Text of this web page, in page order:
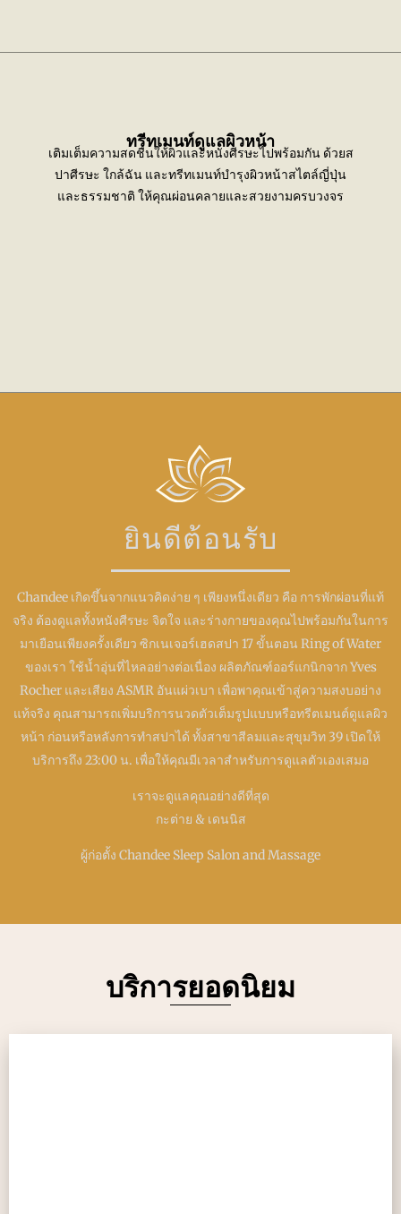
ทรีทเมนท์ดูแลผิวหน้า
เติมเต็มความสดชื่นให้ผิวและหนังศีรษะไปพร้อมกัน ด้วยส
ปาศีรษะ ใกล้ฉัน และทรีทเมนท์บำรุงผิวหน้าสไตล์ญี่ปุ่น
และธรรมชาติ ให้คุณผ่อนคลายและสวยงามครบวงจร
ยินดีต้อนรับ
Chandee เกิดขึ้นจากแนวคิดง่าย ๆ เพียงหนึ่งเดียว คือ การพักผ่อนที่แท้
จริง ต้องดูแลทั้งหนังศีรษะ จิตใจ และร่างกายของคุณไปพร้อมกันในการ
มาเยือนเพียงครั้งเดียว ซิกเนเจอร์เฮดสปา 17 ขั้นตอน Ring of Water
ของเรา ใช้น้ำอุ่นที่ไหลอย่างต่อเนื่อง ผลิตภัณฑ์ออร์แกนิกจาก Yves
Rocher และเสียง ASMR อันแผ่วเบา เพื่อพาคุณเข้าสู่ความสงบอย่าง
แท้จริง คุณสามารถเพิ่มบริการนวดตัวเต็มรูปแบบหรือทรีตเมนต์ดูแลผิว
หน้า ก่อนหรือหลังการทำสปาได้ ทั้งสาขาสีลมและสุขุมวิท 39 เปิดให้
บริการถึง 23:00 น. เพื่อให้คุณมีเวลาสำหรับการดูแลตัวเองเสมอ
เราจะดูแลคุณอย่างดีที่สุด
กะต่าย & เดนนิส
ผู้ก่อตั้ง Chandee Sleep Salon and Massage
บริการยอดนิยม